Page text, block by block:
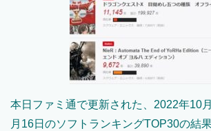
本日ファミ通で更新された、2022年10
月16日のソフトランキングTOP30の結